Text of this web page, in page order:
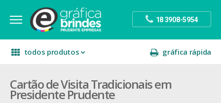
18 3908-5954
todos produtos gráfica rápida
escritório divulgação sinalização
Cartão de Visita Tradicionais em
Presidente Prudente